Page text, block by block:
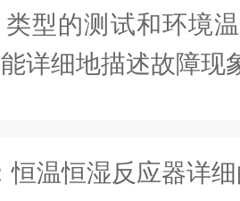
类型的测试和环境
详细地描述故障现
恒温恒湿反应器详